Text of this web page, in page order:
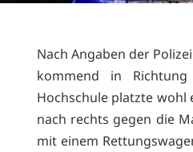
Nach Angaben der
kommend in
Hochschule platzte wohl
nach rechts gegen die
mit einem